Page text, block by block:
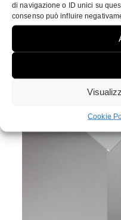
di navigazione o ID unici su
consenso può influire
Cookie
Surface finishings